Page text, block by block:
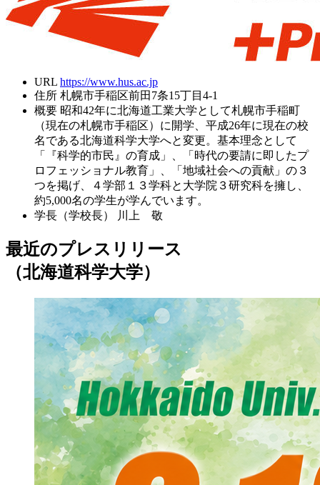
URL https://www.hus.ac.jp
住所 札幌市手稲区前田7条15丁目4-1
概要 昭和42年に北海道工業大学として札幌市手稲町
（現在の札幌市手稲区）に開学、平成26年に現在の校
名である北海道科学大学へと変更。基本理念として
「『科学的市民』の育成」、「時代の要請に即したプ
ロフェッショナル教育」、「地域社会への貢献」の３
つを掲げ、４学部１３学科と大学院３研究科を擁し、
約5,000名の学生が学んでいます。
学長（学校長）
川上 敬
最近のプレスリリース
（北海道科学大学）